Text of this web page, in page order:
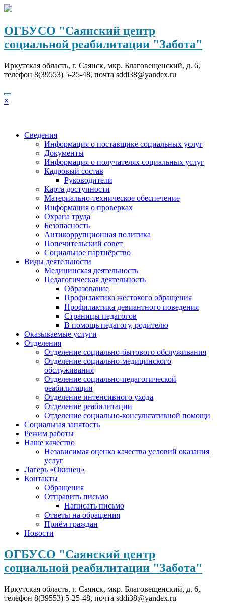
Перейти
содержимому
ОГБУСО "Саянский центр
социальной реабилитации "Забота"
Иркутская область, г. Саянск, мкр. Благовещенский, д. 6,
телефон 8(39553) 5-25-48, почта sddi38@yandex.ru
×
Сведения
Информация о поставщике социальных услуг
Документы
Информация о получателях социальных услуг
Кадровый состав
Руководители
Карта доступности
Материально-техническое обеспечение
Информация о проверках
Охрана труда
Безопасность
Антикоррупционная политика
Попечительский совет
Социальное партнёрство
Виды деятельности
Медицинская деятельность
Педагогическая деятельность
Образование
Профилактика жестокого обращения
Профилактика девиантного поведения
Страницы педагогов
В помощь педагогу, родителю
Оказываемые услуги
Отделения
Отделение социально-бытового обслуживания
Отделение социально-медицинского
обслуживания
Отделение социально-педагогической
реабилитации
Отделение интенсивного ухода
Отделение реабилитации
Отделение социально-консультативной помощи
Социальная занятость
Режим работы
Наше качество
Независимая оценка качества условий оказания
услуг
Лагерь «Окинец»
Контакты
Обращения
Отправить письмо
Написать письмо
Ответы на обращения
Приём граждан
Новости
ОГБУСО "Саянский центр
социальной реабилитации "Забота"
Иркутская область, г. Саянск, мкр. Благовещенский, д. 6,
телефон 8(39553) 5-25-48, почта sddi38@yandex.ru